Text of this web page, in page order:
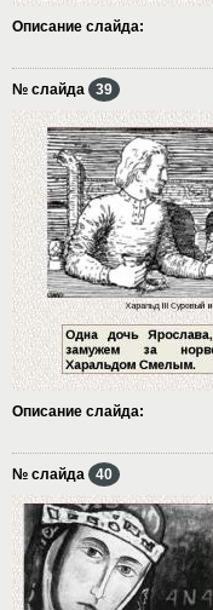
Описание слайда:
№ слайда 39
Описание слайда:
№ слайда 40